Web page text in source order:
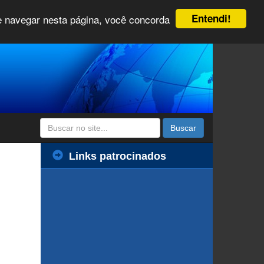
Entendi!
nesta página, você concorda
Buscar
Links patrocinados